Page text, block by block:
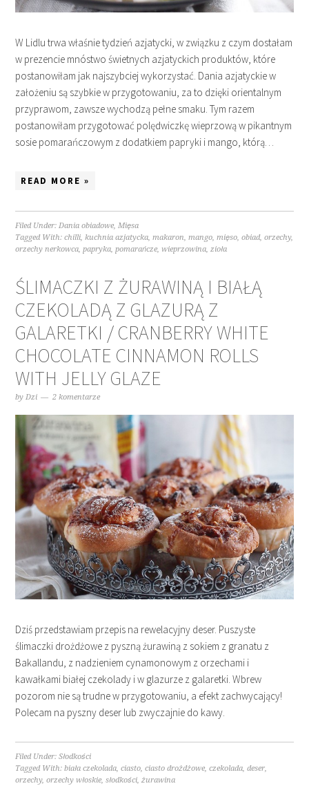
W Lidlu trwa właśnie tydzień azjatycki, w związku z czym dostałam
w prezencie mnóstwo świetnych azjatyckich produktów, które
postanowiłam jak najszybciej wykorzystać. Dania azjatyckie w
założeniu są szybkie w przygotowaniu, za to dzięki orientalnym
przyprawom, zawsze wychodzą pełne smaku. Tym razem
postanowiłam przygotować polędwiczkę wieprzową w pikantnym
sosie pomarańczowym z dodatkiem papryki i mango, którą…
READ MORE »
Filed Under:Dania obiadowe,Mięsa
Tagged With:chilli,kuchnia azjatycka,makaron,mango,mięso,obiad,orzechy,
orzechy nerkowca,papryka,pomarańcze,wieprzowina,zioła
ŚLIMACZKI Z ŻURAWINĄ I BIAŁĄ
CZEKOLADĄ Z GLAZURĄ Z
GALARETKI / CRANBERRY WHITE
CHOCOLATE CINNAMON ROLLS
WITH JELLY GLAZE
byDzi 2 komentarze
Dziś przedstawiam przepis na rewelacyjny deser. Puszyste
ślimaczki drożdżowe z pyszną żurawiną z sokiem z granatu z
Bakallandu, z nadzieniem cynamonowym z orzechami i
kawałkami białej czekolady i w glazurze z galaretki. Wbrew
pozorom nie są trudne w przygotowaniu, a efekt zachwycający!
Polecam na pyszny deser lub zwyczajnie do kawy.
Filed Under:Słodkości
Tagged With:biała czekolada,ciasto,ciasto drożdżowe,czekolada,deser,
orzechy,orzechy włoskie,słodkości,żurawina